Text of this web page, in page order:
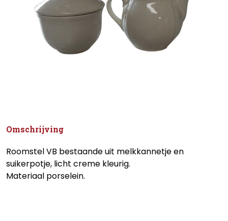
Omschrijving
Roomstel VB bestaande uit melkkannetje en
suikerpotje, licht creme kleurig.
Materiaal porselein.